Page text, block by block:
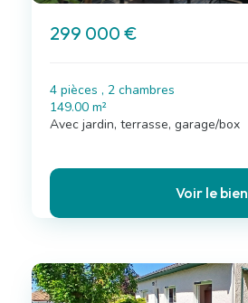
299 000 €
4 pièces , 2 chambres
149.00 m²
Avec jardin, terrasse, garage/box
Voir le bien